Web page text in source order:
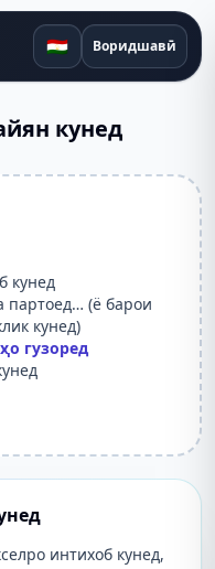
🇹🇯 Воридшавӣ
кунед
кунед
(ё барои
кунед)
гузоред
интихоб кунед,